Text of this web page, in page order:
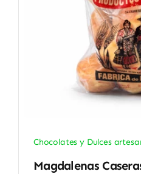
Chocolates y Dulces
Magdalenas